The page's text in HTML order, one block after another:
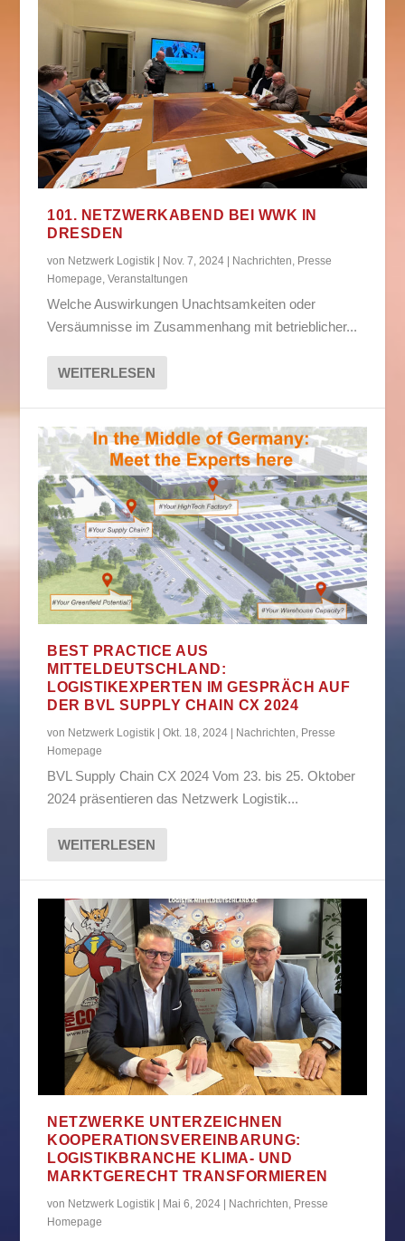
101. NETZWERKABEND BEI WWK IN
DRESDEN
von Netzwerk Logistik | Nov. 7, 2024 | Nachrichten Presse
Homepage ,Veranstaltungen
Welche Auswirkungen Unachtsamkeiten oder
Versäumnisse im Zusammenhang mit betrieblicher...
WEITERLESEN
BEST PRACTICE AUS
MITTELDEUTSCHLAND:
LOGISTIKEXPERTEN IM GESPRÄCH AUF
DER BVL SUPPLY CHAIN CX 2024
von Netzwerk Logistik |Okt. 18, 2024 | Nachrichten Presse
Homepage
BVL Supply Chain CX 2024 Vom 23. bis 25. Oktober
2024 präsentieren das Netzwerk Logistik...
WEITERLESEN
NETZWERKE UNTERZEICHNEN
KOOPERATIONSVEREINBARUNG:
LOGISTIKBRANCHE KLIMA- UND
MARKTGERECHT TRANSFORMIEREN
von Netzwerk Logistik Mai 6, 2024 Nachrichten, Presse
Homepage